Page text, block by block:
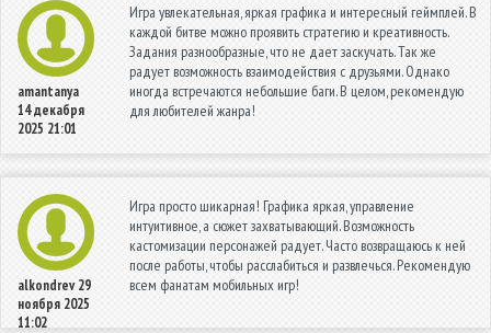
amantanya
14 декабря
2025 21:01
Игра увлекательная, яркая графика и интересный геймплей. В
каждой битве можно проявить стратегию и креативность.
Задания разнообразные, что не дает заскучать. Так же
радует возможность взаимодействия с друзьями. Однако
иногда встречаются небольшие баги. В целом, рекомендую
для любителей жанра!
alkondrev 29
ноября 2025
11:02
Игра просто шикарная! Графика яркая, управление
интуитивное, а сюжет захватывающий. Возможность
кастомизации персонажей радует. Часто возвращаюсь к ней
после работы, чтобы расслабиться и развлечься. Рекомендую
всем фанатам мобильных игр!